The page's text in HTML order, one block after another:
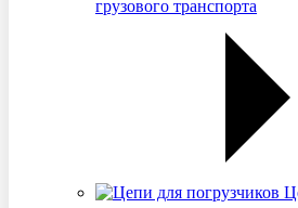
грузового транспорта